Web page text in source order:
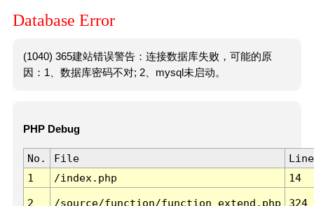
Database Error
(1040) 365建站错误警告：连接数据库失败，可能的原
因：1、数据库密码不对; 2、mysql未启动。
PHP Debug
No. File
Line
1
/index.php 14
2 /source/function/function_extend.php 324